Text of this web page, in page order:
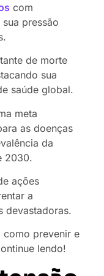
com
pressão
de morte
sua
saúde global.
meta
as doenças
da
2030.
ações
a
devastadoras.
como prevenir e
lendo!